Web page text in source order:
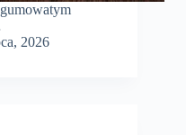
2026